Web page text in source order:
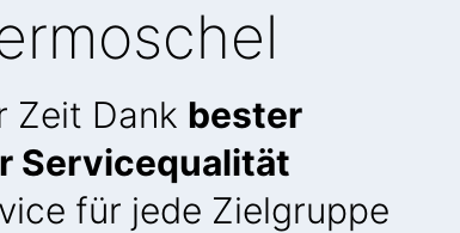
Zeit Dank bester
Servicequalität
für jede Zielgruppe